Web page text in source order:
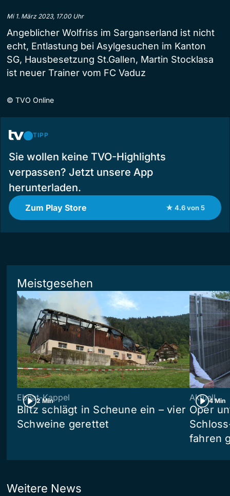
Mi 1. März 2023, 17.00 Uhr
Angeblicher Wolfriss im Sarganserland ist nicht
echt, Entlastung bei Asylgesuchen im Kanton
SG, Hausbesetzung St.Gallen, Martin Stocklasa
ist neuer Trainer vom FC Vaduz
© TVO Online
TIPP
Sie wollen keine TVO-Highlights
verpassen? Jetzt unsere App
herunterladen.
Zum Play Store ★ 4.6 von 5
Meistgesehen
2 Min
Ebnat-Kappel
Blitz schlägt in Scheune ein – vier
Schweine gerettet
4 Min
Aktuell
Oper
fahren
Weitere News